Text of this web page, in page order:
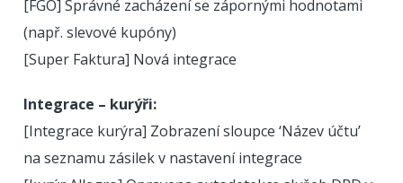
[FGO] Správné zacházení se zápornými hodnotami
(např. slevové kupóny)
[Super Faktura] Nová integrace
Integrace – kurýři:
[Integrace kurýra] Zobrazení sloupce ‘Název účtu’
na seznamu zásilek v nastavení integrace